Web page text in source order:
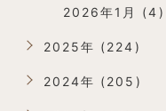
2026年1月 (4)
2025年 (224)
2024年 (205)